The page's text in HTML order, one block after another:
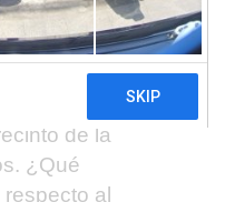
y Diversidad,
acuerdo sobre
Interrupción
que se va a
de la
¿Qué
al